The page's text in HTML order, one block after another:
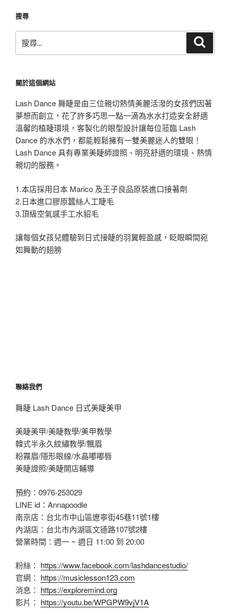
搜尋
尋
字:
關於這個網站
Lash Dance 舞睫是由三位親切熱情美麗活潑的女孩們因著
夢想而創立，花了許多巧思一點一滴為水水打造安全舒適
溫馨的植睫環境，客製化的眼型設計讓每位蒞臨 Lash
Dance 的水水們，都能輕鬆擁有一雙美麗迷人的雙眼！
Lash Dance 具有專業美睫師證照、明亮舒適的環境、熱情
親切的服務。
1.本店採用日本 Marico 及王子良品原裝進口接著劑
2.日本進口膠原蠶絲人工睫毛
3.頂級空氣感手工水貂毛
讓每個女孩兒體驗到日式接睫的羽翼輕盈感，眨眼瞬間宛
如舞動的翅膀
聯絡我們
舞睫 Lash Dance 日式美睫美甲
美睫美甲/美睫教學/美甲教學
韓式半永久紋繡教學/飄眉
粉霧眉/隱形眼線/水晶嘟嘟唇
美睫證照/美睫開店輔導
預約：0976-253029
LINE id：Annapoodle
南京店：台北市中山區遼寧街45巷11號1樓
內湖店：台北市內湖區文德路107號2樓
營業時間：週一 ~ 週日 11:00 到 20:00
粉絲： https://www.facebook.com/lashdancestudio/
官網： https://musiclesson123.com
消息： https://exploremind.org
影片： https://youtu.be/WPGPW9vjV1A